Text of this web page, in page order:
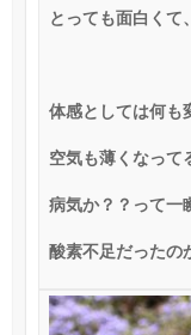
とっても面白くて
体感としては何も
空気も薄くなって
病気か？？って一
酸素不足だったの